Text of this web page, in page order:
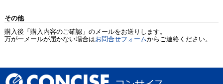
その他
購入後「購入内容のご確認」のメールをお送りします。
万が一メールが届かない場合はお問合せフォームからご連絡ください。